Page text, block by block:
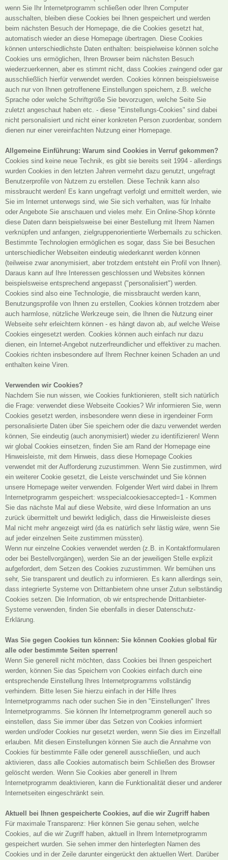
wenn Sie Ihr Internetprogramm schließen oder Ihren Computer
ausschalten, bleiben diese Cookies bei Ihnen gespeichert und werden
beim nächsten Besuch der Homepage, die die Cookies gesetzt hat,
automatisch wieder an diese Homepage übertragen. Diese Cookies
können unterschiedlichste Daten enthalten: beispielweise können solche
Cookies uns ermöglichen, Ihren Browser beim nächsten Besuch
wiederzuerkennen, aber es stimmt nicht, dass Cookies zwingend oder gar
ausschließlich hierfür verwendet werden. Cookies können beispielsweise
auch nur von Ihnen getroffenene Einstellungen speichern, z.B. welche
Sprache oder welche Schriftgröße Sie bevorzugen, welche Seite Sie
zuletzt angeschaut haben etc. - diese "Einstellungs-Cookies" sind dabei
nicht personalisiert und nicht einer konkreten Person zuordenbar, sondern
dienen nur einer vereinfachten Nutzung einer Homepage.
Allgemeine Einführung: Warum sind Cookies in Verruf gekommen?
Cookies sind keine neue Technik, es gibt sie bereits seit 1994 - allerdings
wurden Cookies in den letzten Jahren vermehrt dazu genutzt, ungefragt
Benutzerprofile von Nutzern zu erstellen. Diese Technik kann also
missbraucht werden! Es kann ungefragt verfolgt und ermittelt werden, wie
Sie im Internet unterwegs sind, wie Sie sich verhalten, was für Inhalte
oder Angebote Sie anschauen und vieles mehr. Ein Online-Shop könnte
diese Daten dann beispielsweise bei einer Bestellung mit Ihrem Namen
verknüpfen und anfangen, zielgruppenorientierte Werbemails zu schicken.
Bestimmte Technologien ermöglichen es sogar, dass Sie bei Besuchen
unterschiedlicher Webseiten eindeutig wiederkannt werden können
(teilweise zwar anonymisiert, aber trotzdem entsteht ein Profil von Ihnen).
Daraus kann auf Ihre Interessen geschlossen und Websites können
beispielsweise entsprechend angepasst ("personalisiert") werden.
Cookies sind also eine Technologie, die missbraucht werden kann,
Benutzungsprofile von Ihnen zu erstellen, Cookies können trotzdem aber
auch harmlose, nützliche Werkzeuge sein, die Ihnen die Nutzung einer
Webseite sehr erleichtern können - es hängt davon ab, auf welche Weise
Cookies eingesetzt werden. Cookies können auch einfach nur dazu
dienen, ein Internet-Angebot nutzerfreundlicher und effektiver zu machen.
Cookies richten insbesondere auf Ihrem Rechner keinen Schaden an und
enthalten keine Viren.
Verwenden wir Cookies?
Nachdem Sie nun wissen, wie Cookies funktionieren, stellt sich natürlich
die Frage: verwendet diese Webseite Cookies? Wir informieren Sie, wenn
Cookies gesetzt werden, insbesondere wenn diese in irgendeiner Form
personalisierte Daten über Sie speichern oder die dazu verwendet werden
können, Sie eindeutig (auch anonymisiert) wieder zu identifizieren! Wenn
wir global Cookies einsetzen, finden Sie am Rand der Homepage eine
Hinweisleiste, mit dem Hinweis, dass diese Homepage Cookies
verwendet mit der Aufforderung zuzustimmen. Wenn Sie zustimmen, wird
ein weiterer Cookie gesetzt, die Leiste verschwindet und Sie können
unsere Homepage weiter verwenden. Folgender Wert wird dabei in Ihrem
Internetprogramm gespeichert: wsspecialcookiesaccepted=1 - Kommen
Sie das nächste Mal auf diese Website, wird diese Information an uns
zurück übermittelt und bewirkt lediglich, dass die Hinweisleiste dieses
Mal nicht mehr angezeigt wird (da es natürlich sehr lästig wäre, wenn Sie
auf jeder einzelnen Seite zustimmen müssten).
Wenn nur einzelne Cookies verwendet werden (z.B. in Kontaktformularen
oder bei Bestellvorgängen), werden Sie an der jeweiligen Stelle explizit
aufgefordert, dem Setzen des Cookies zuzustimmen. Wir bemühen uns
sehr, Sie transparent und deutlich zu informieren. Es kann allerdings sein,
dass integrierte Systeme von Drittanbietern ohne unser Zutun selbständig
Cookies setzen. Die Information, ob wir entsprechende Drittanbieter-
Systeme verwenden, finden Sie ebenfalls in dieser Datenschutz-
Erklärung.
Was Sie gegen Cookies tun können: Sie können Cookies global für
alle oder bestimmte Seiten sperren!
Wenn Sie generell nicht möchten, dass Cookies bei Ihnen gespeichert
werden, können Sie das Speichern von Cookies einfach durch eine
entsprechende Einstellung Ihres Internetprogramms vollständig
verhindern. Bitte lesen Sie hierzu einfach in der Hilfe Ihres
Internetprogramms nach oder suchen Sie in den "Einstellungen" Ihres
Internetprogramms. Sie können Ihr Internetprogramm generell auch so
einstellen, dass Sie immer über das Setzen von Cookies informiert
werden und/oder Cookies nur gesetzt werden, wenn Sie dies im Einzelfall
erlauben. Mit diesen Einstellungen können Sie auch die Annahme von
Cookies für bestimmte Fälle oder generell ausschließen, und auch
aktivieren, dass alle Cookies automatisch beim Schließen des Browser
gelöscht werden. Wenn Sie Cookies aber generell in Ihrem
Internetprogramm deaktivieren, kann die Funktionalität dieser und anderer
Internetseiten eingeschränkt sein.
Aktuell bei Ihnen gespeicherte Cookies, auf die wir Zugriff haben
Für maximale Transparenz: Hier können Sie genau sehen, welche
Cookies, auf die wir Zugriff haben, aktuell in Ihrem Internetprogramm
gespeichert wurden. Sie sehen immer den hinterlegten Namen des
Cookies und in der Zeile darunter eingerückt den aktuellen Wert. Darüber